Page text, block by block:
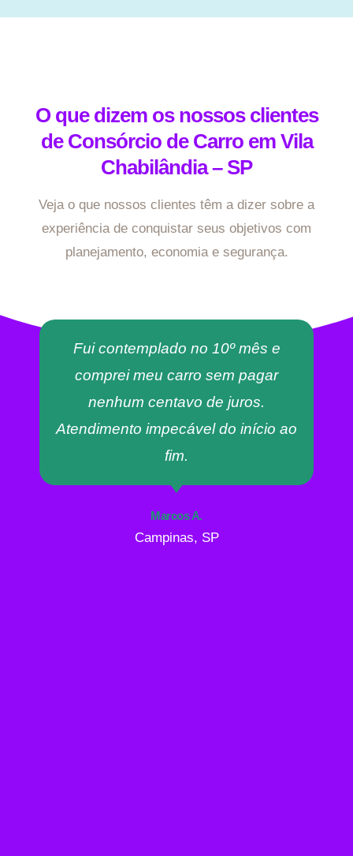
O que dizem os nossos clientes
de Consórcio de Carro em Vila
Chabilândia – SP
Veja o que nossos clientes têm a dizer sobre a
experiência de conquistar seus objetivos com
planejamento, economia e segurança.
Fui contemplado no 10º mês e
comprei meu carro sem pagar
nenhum centavo de juros.
Atendimento impecável do início ao
fim.
Marcos A.
Campinas, SP